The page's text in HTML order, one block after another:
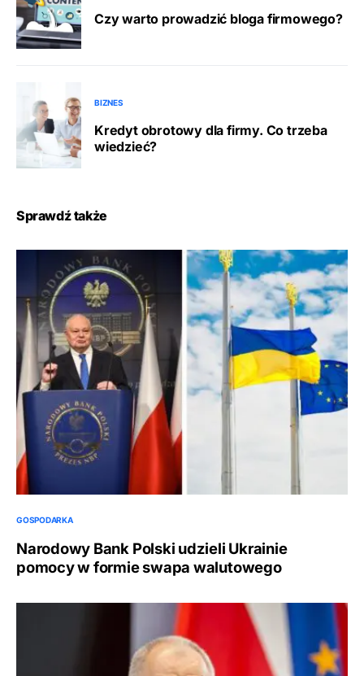
Czy warto prowadzić bloga firmowego?
BIZNES
Kredyt obrotowy dla firmy. Co trzeba
wiedzieć?
Sprawdź także
GOSPODARKA
Narodowy Bank Polski udzieli Ukrainie
pomocy w formie swapa walutowego